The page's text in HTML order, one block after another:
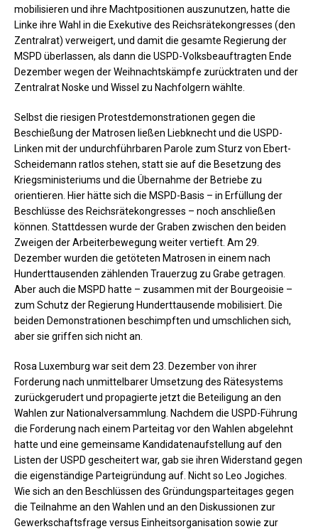
mobilisieren und ihre Machtpositionen auszunutzen, hatte die
Linke ihre Wahl in die Exekutive des Reichsrätekongresses (den
Zentralrat) verweigert, und damit die gesamte Regierung der
MSPD überlassen, als dann die USPD-Volksbeauftragten Ende
Dezember wegen der Weihnachtskämpfe zurücktraten und der
Zentralrat Noske und Wissel zu Nachfolgern wählte.
Selbst die riesigen Protestdemonstrationen gegen die
Beschießung der Matrosen ließen Liebknecht und die USPD-
Linken mit der undurchführbaren Parole zum Sturz von Ebert-
Scheidemann ratlos stehen, statt sie auf die Besetzung des
Kriegsministeriums und die Übernahme der Betriebe zu
orientieren. Hier hätte sich die MSPD-Basis – in Erfüllung der
Beschlüsse des Reichsrätekongresses – noch anschließen
können. Stattdessen wurde der Graben zwischen den beiden
Zweigen der Arbeiterbewegung weiter vertieft. Am 29.
Dezember wurden die getöteten Matrosen in einem nach
Hunderttausenden zählenden Trauerzug zu Grabe getragen.
Aber auch die MSPD hatte – zusammen mit der Bourgeoisie –
zum Schutz der Regierung Hunderttausende mobilisiert. Die
beiden Demonstrationen beschimpften und umschlichen sich,
aber sie griffen sich nicht an.
Rosa Luxemburg war seit dem 23. Dezember von ihrer
Forderung nach unmittelbarer Umsetzung des Rätesystems
zurückgerudert und propagierte jetzt die Beteiligung an den
Wahlen zur Nationalversammlung. Nachdem die USPD-Führung
die Forderung nach einem Parteitag vor den Wahlen abgelehnt
hatte und eine gemeinsame Kandidatenaufstellung auf den
Listen der USPD gescheitert war, gab sie ihren Widerstand gegen
die eigenständige Parteigründung auf. Nicht so Leo Jogiches.
Wie sich an den Beschlüssen des Gründungsparteitages gegen
die Teilnahme an den Wahlen und an den Diskussionen zur
Gewerkschaftsfrage versus Einheitsorganisation sowie zur